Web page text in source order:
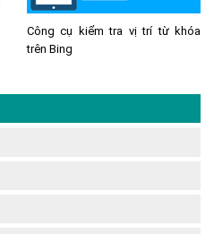
Công cụ kiểm tra vị trí từ khóa
trên Bing